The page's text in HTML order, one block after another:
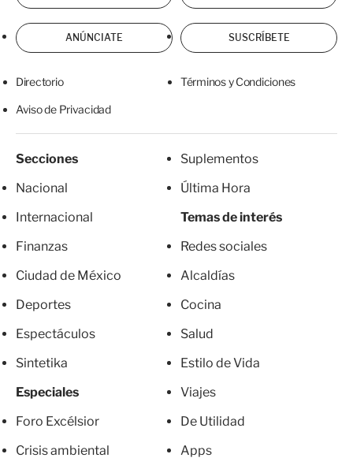
ANÚNCIATE SUSCRÍBETE
Directorio Términos y Condiciones
Aviso de Privacidad
Secciones
Nacional
Internacional
Finanzas
Ciudad de México
Deportes
Espectáculos
Sintetika
Especiales
Foro Excélsior
Crisis ambiental
Suplementos
Última Hora
Temas de interés
Redes sociales
Alcaldías
Cocina
Salud
Estilo de Vida
Viajes
De Utilidad
Apps